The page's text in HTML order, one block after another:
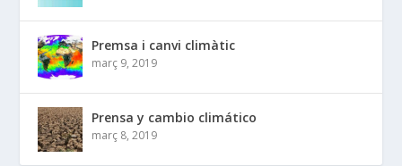
Premsa i canvi climàtic
març 9, 2019
Prensa y cambio climático
març 8, 2019